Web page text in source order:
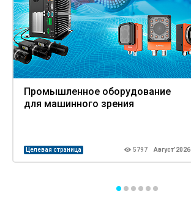
Промышленное оборудование
для машинного зрения
Целевая страница 5797 Август’2026